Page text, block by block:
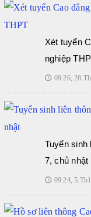
Xét tuyển
nghiệp
🕔 09:26,
Tuyển
7, chủ nhật
🕔 09:24,